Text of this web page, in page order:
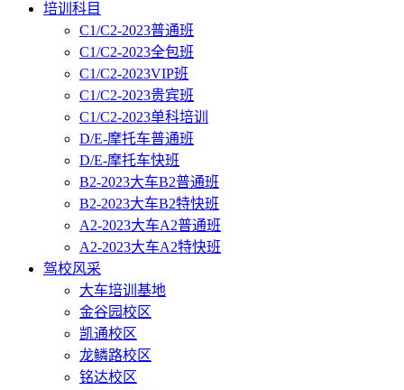
培训科目
C1/C2-2023普通班
C1/C2-2023全包班
C1/C2-2023VIP班
C1/C2-2023贵宾班
C1/C2-2023单科培训
D/E-摩托车普通班
D/E-摩托车快班
B2-2023大车B2普通班
B2-2023大车B2特快班
A2-2023大车A2普通班
A2-2023大车A2特快班
驾校风采
大车培训基地
金谷园校区
凯通校区
龙鳞路校区
铭达校区